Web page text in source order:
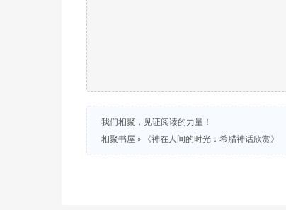
我们相聚，见证阅读的力量！
相聚书屋 » 《神在人间的时光：希腊神话欣赏》